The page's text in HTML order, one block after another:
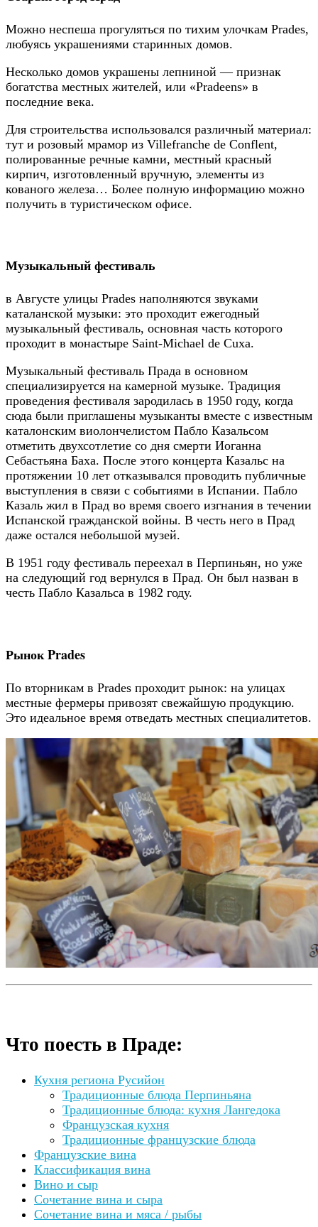
Можно неспеша прогуляться по тихим улочкам Prades,
любуясь украшениями старинных домов.
Несколько домов украшены лепниной — признак
богатства местных жителей, или «Pradeens» в
последние века.
Для строительства использовался различный материал:
тут и розовый мрамор из Villefranche de Conflent,
полированные речные камни, местный красный
кирпич, изготовленный вручную, элементы из
кованого железа… Более полную информацию можно
получить в туристическом офисе.
Музыкальный фестиваль
в Августе улицы Prades наполняются звуками
каталанской музыки: это проходит ежегодный
музыкальный фестиваль, основная часть которого
проходит в монастыре Saint-Michael de Cuxa.
Музыкальный фестиваль Прада в основном
специализируется на камерной музыке. Традиция
проведения фестиваля зародилась в 1950 году, когда
сюда были приглашены музыканты вместе с известным
каталонским виолончелистом Пабло Казальсом
отметить двухсотлетие со дня смерти Иоганна
Себастьяна Баха. После этого концерта Казальс на
протяжении 10 лет отказывался проводить публичные
выступления в связи с событиями в Испании. Пабло
Казаль жил в Прад во время своего изгнания в течении
Испанской гражданской войны. В честь него в Прад
даже остался небольшой музей.
В 1951 году фестиваль переехал в Перпиньян, но уже
на следующий год вернулся в Прад. Он был назван в
честь Пабло Казальса в 1982 году.
Рынок Prades
По вторникам в Prades проходит рынок: на улицах
местные фермеры привозят свежайшую продукцию.
Это идеальное время отведать местных специалитетов.
Что поесть в Праде:
Кухня региона Русийон
Традиционные блюда Перпиньяна
Традиционные блюда: кухня Лангедока
Французская кухня
Традиционные французские блюда
Французские вина
Классификация вина
Вино и сыр
Сочетание вина и сыра
Сочетание вина и мяса / рыбы